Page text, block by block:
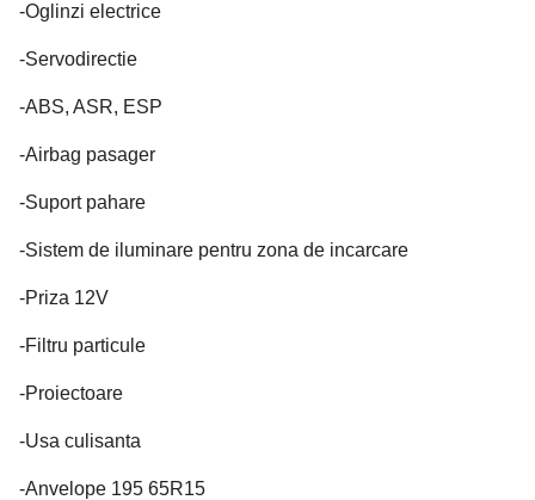
-Oglinzi electrice
-Servodirectie
-ABS, ASR, ESP
-Airbag pasager
-Suport pahare
-Sistem de iluminare pentru zona de incarcare
-Priza 12V
-Filtru particule
-Proiectoare
-Usa culisanta
-Anvelope 195 65R15